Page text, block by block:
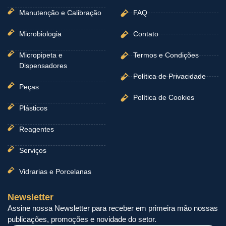
Manutenção e Calibração
Microbiologia
Micropipeta e
Dispensadores
Peças
Plásticos
Reagentes
Serviços
Vidrarias e Porcelanas
FAQ
Contato
Termos e Condições
Política de Privacidade
Política de Cookies
Newsletter
Assine nossa Newsletter para receber em primeira mão nossas
publicações, promoções e novidade do setor.